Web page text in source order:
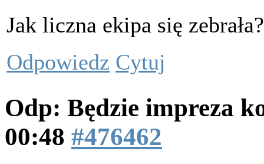
Jak liczna ekipa się
Odpowiedz Cytuj
Odp: Będzie impreza
00:48 #476462